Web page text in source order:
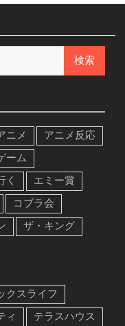
ニメ
アニメ反応
ーム
く
エミー賞
コブラ会
ザ・キング
クスライフ
ィ
テラスハウス